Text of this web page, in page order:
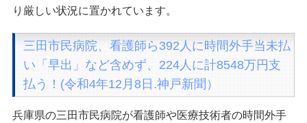
り厳しい状況に置かれています。
三田市民病院、看護師ら392人に時間外手当未払
い「早出」など含めず、224人に計8548万円支
払う！(令和4年12月8日.神戸新聞）
兵庫県の三田市民病院が看護師や医療技術者の時間外手